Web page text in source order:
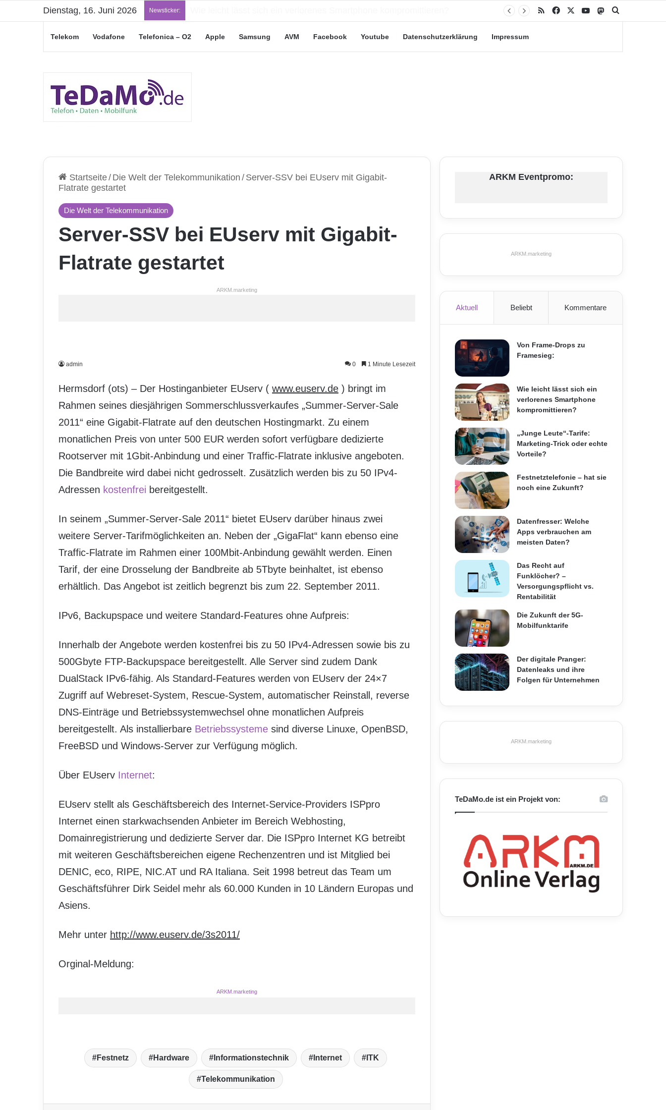
Dienstag, 16. Juni 2026 Newsticker: RSS Facebook YouTubeMastodon
Telekom Vodafone Telefonica – O2 Apple Samsung AVM Facebook Youtube Datenschutzerklärung Impressum
Startseite/ Die Welt der Telekommunikation / Server-SSV bei EUserv mit Gigabit-
Flatrate gestartet
Die Welt der Telekommunikation
Server-SSV bei EUserv mit Gigabit-
Flatrate gestartet
ARKM.marketing
admin 0 1 Minute Lesezeit
Hermsdorf (ots) – Der Hostinganbieter EUserv ( www.euserv.de ) bringt im
Rahmen seines diesjährigen Sommerschlussverkaufes „Summer-Server-Sale
2011“ eine Gigabit-Flatrate auf den deutschen Hostingmarkt. Zu einem
monatlichen Preis von unter 500 EUR werden sofort verfügbare dedizierte
Rootserver mit 1Gbit-Anbindung und einer Traffic-Flatrate inklusive angeboten.
Die Bandbreite wird dabei nicht gedrosselt. Zusätzlich werden bis zu 50 IPv4-
Adressen kostenfrei bereitgestellt.
In seinem „Summer-Server-Sale 2011“ bietet EUserv darüber hinaus zwei
weitere Server-Tarifmöglichkeiten an. Neben der „GigaFlat“ kann ebenso eine
Traffic-Flatrate im Rahmen einer 100Mbit-Anbindung gewählt werden. Einen
Tarif, der eine Drosselung der Bandbreite ab 5Tbyte beinhaltet, ist ebenso
erhältlich. Das Angebot ist zeitlich begrenzt bis zum 22. September 2011.
IPv6, Backupspace und weitere Standard-Features ohne Aufpreis:
Innerhalb der Angebote werden kostenfrei bis zu 50 IPv4-Adressen sowie bis zu
500Gbyte FTP-Backupspace bereitgestellt. Alle Server sind zudem Dank
DualStack IPv6-fähig. Als Standard-Features werden von EUserv der 24×7
Zugriff auf Webreset-System, Rescue-System, automatischer Reinstall, reverse
DNS-Einträge und Betriebssystemwechsel ohne monatlichen Aufpreis
bereitgestellt. Als installierbare Betriebssysteme sind diverse Linuxe, OpenBSD,
FreeBSD und Windows-Server zur Verfügung möglich.
Über EUserv Internet:
EUserv stellt als Geschäftsbereich des Internet-Service-Providers ISPpro
Internet einen starkwachsenden Anbieter im Bereich Webhosting,
Domainregistrierung und dedizierte Server dar. Die ISPpro Internet KG betreibt
mit weiteren Geschäftsbereichen eigene Rechenzentren und ist Mitglied bei
DENIC, eco, RIPE, NIC.AT und RA Italiana. Seit 1998 betreut das Team um
Geschäftsführer Dirk Seidel mehr als 60.000 Kunden in 10 Ländern Europas und
Asiens.
Mehr unter http://www.euserv.de/3s2011/
Orginal-Meldung:
ARKM.marketing
Festnetz Hardware Informationstechnik Internet ITK
Telekommunikation
ARKM Eventpromo:
ARKM.marketing
Aktuell Beliebt Kommentare
Von Frame-Drops zu
Framesieg:
Wie leicht lässt sich ein
verlorenes Smartphone
kompromittieren?
„Junge Leute“-Tarife:
Marketing-Trick oder echte
Vorteile?
Festnetztelefonie – hat sie
noch eine Zukunft?
Datenfresser: Welche
Apps verbrauchen am
meisten Daten?
Das Recht auf
Funklöcher? –
Versorgungspflicht vs.
Rentabilität
Die Zukunft der 5G-
Mobilfunktarife
Der digitale Pranger:
Datenleaks und ihre
Folgen für Unternehmen
ARKM.marketing
TeDaMo.de ist ein Projekt von: